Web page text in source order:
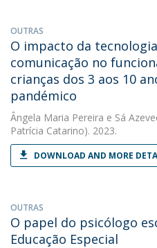
OUTRAS
O impacto da
comunicação no
crianças dos 3 aos 10
pandémico
Ângela Maria Pereira e Sá
Patrícia Catarino). 2023.
DOWNLOAD AND MORE
OUTRAS
O papel do psicólogo
Educação Especial